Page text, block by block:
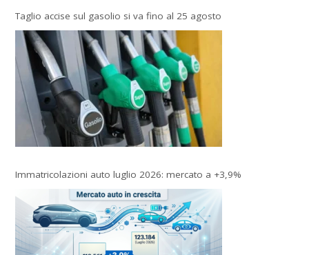
Taglio accise sul gasolio si va fino al 25 agosto
Immatricolazioni auto luglio 2026: mercato a +3,9%